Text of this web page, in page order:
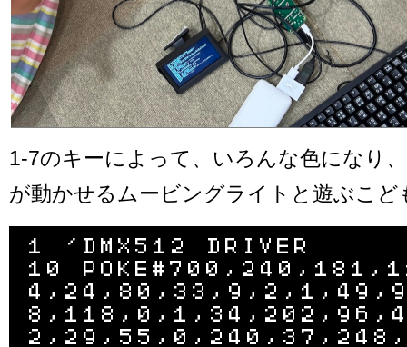
1-7のキーによって、いろんな色になり
が動かせるムービングライトと遊ぶこど
1 'DMX512 DRIVER
10